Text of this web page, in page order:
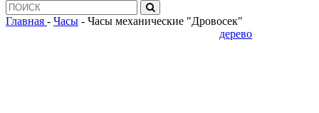
Главная - Часы - Часы механические "Дровосек"
дерево